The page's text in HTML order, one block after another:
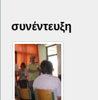
συνέντευξη